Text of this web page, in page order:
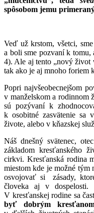
spôsobom jemu
Veď už krstom, všetci, sme
a boli sme pozvaní k tomu,
4). Ale aj tento „nový život
tak ako je aj mnoho foriem
Popri najvšeobecnejšom
v manželskom a rodinnom
sú pozývaní k
k osobitné zasvätenie
živote, alebo v kňazskej
Náš dnešný svätenec,
základom kresťanského
cirkvi. Kresťanská rodina
miestom kde je možné tým
osvojovať si zásady,
človeka aj v dospelosti.
V kresťanskej rodine sa
byť dobrým